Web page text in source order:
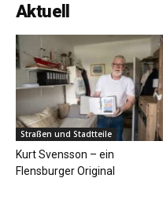
Aktuell
Straßen und Stadtteile
Kurt Svensson – ein
Flensburger Original